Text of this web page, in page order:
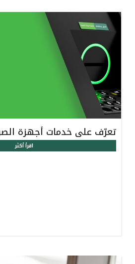
تعرّف على خدمات أجهزة
اقرأ أكثر